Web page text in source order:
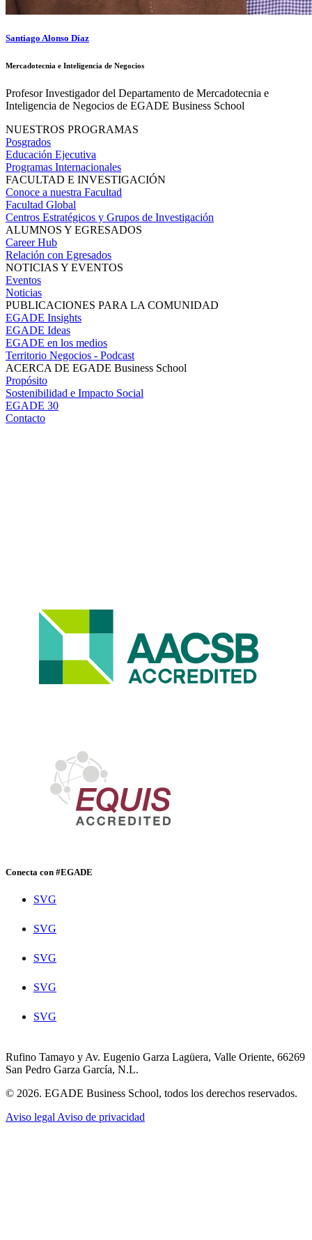
Santiago Alonso Díaz
Mercadotecnia e Inteligencia de Negocios
Profesor Investigador del Departamento de Mercadotecnia e
Inteligencia de Negocios de EGADE Business School
NUESTROS PROGRAMAS
Posgrados
Educación Ejecutiva
Programas Internacionales
FACULTAD E INVESTIGACIÓN
Conoce a nuestra Facultad
Facultad Global
Centros Estratégicos y Grupos de Investigación
ALUMNOS Y EGRESADOS
Career Hub
Relación con Egresados
NOTICIAS Y EVENTOS
Eventos
Noticias
PUBLICACIONES PARA LA COMUNIDAD
EGADE Insights
EGADE Ideas
EGADE en los medios
Territorio Negocios - Podcast
ACERCA DE EGADE Business School
Propósito
Sostenibilidad e Impacto Social
EGADE 30
Contacto
Conecta con #EGADE
SVG
SVG
SVG
SVG
SVG
Rufino Tamayo y Av. Eugenio Garza Lagüera, Valle Oriente, 66269
San Pedro Garza García, N.L.
© 2026. EGADE Business School, todos los derechos reservados.
Aviso legal Aviso de privacidad